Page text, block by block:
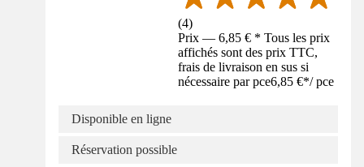
(4)
Prix — 6,85 € * Tous les prix
affichés sont des prix TTC,
frais de livraison en sus si
nécessaire par pce6,85 €*/ pce
Disponible en ligne
Réservation possible